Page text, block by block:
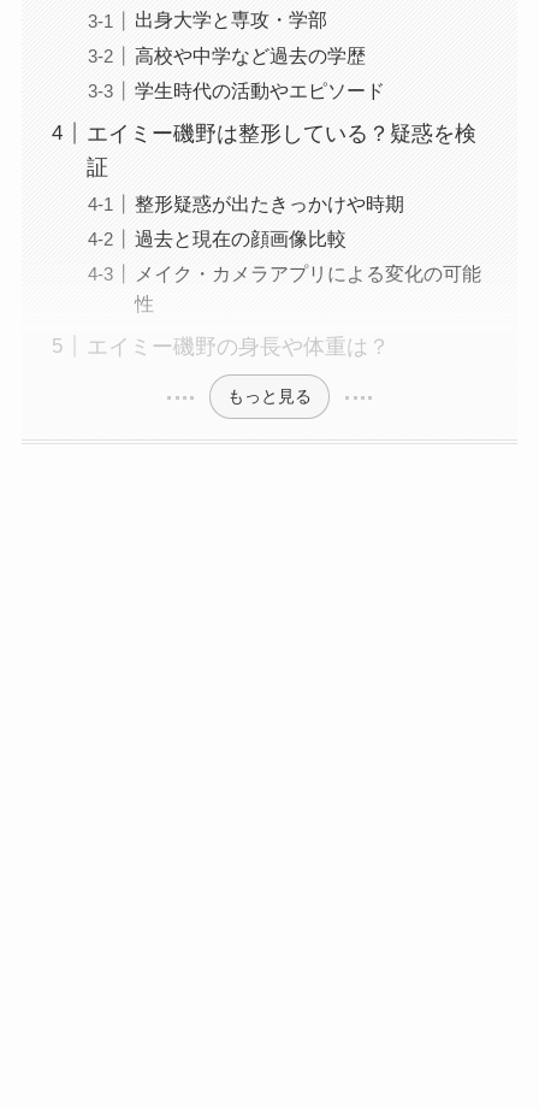
出身大学と専攻・学部
高校や中学など過去の学歴
学生時代の活動やエピソード
エイミー磯野は整形している？疑惑を検
証
整形疑惑が出たきっかけや時期
過去と現在の顔画像比較
メイク・カメラアプリによる変化の可能
性
エイミー磯野の身長や体重は？
もっと見る